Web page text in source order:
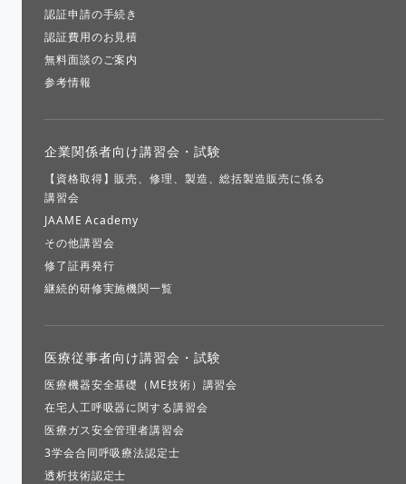
認証申請の手続き
認証費用のお見積
無料面談のご案内
参考情報
企業関係者向け講習会・試験
【資格取得】販売、修理、製造、総括製造販売に係る
講習会
JAAME Academy
その他講習会
修了証再発行
継続的研修実施機関一覧
医療従事者向け講習会・試験
医療機器安全基礎（ME技術）講習会
在宅人工呼吸器に関する講習会
医療ガス安全管理者講習会
3学会合同呼吸療法認定士
透析技術認定士